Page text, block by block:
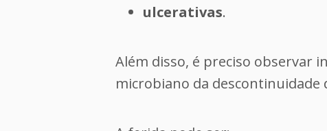
ulcerativas.
Além disso, é preciso observar
microbiano da descontinuidade